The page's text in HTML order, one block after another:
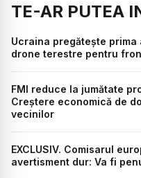
TE-AR PUTEA
Ucraina pregătește
drone terestre pentru
FMI reduce la jumătate
Creștere economică de
vecinilor
EXCLUSIV. Comisarul
avertisment dur: Va fi